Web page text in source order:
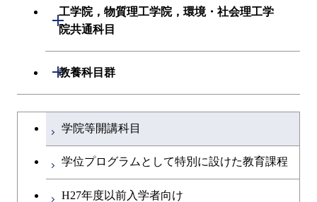
初年次専門科目
創造プロセス科目
共通専門科目
創造プロセス科目
共通専門科目
創造プロセス科目
共通専門科目
建築学系
融合理工学系
初年次専門科目
工学院，物質理工学院，環境・社会理工学
院共通科目
開閉
工学院，物質理工学院，環境・社会
教養科目群
開閉
文系教養科目
英語科目
第二外国語科目
学士課程を切り替える
学院等開講科目
学位プログラムとして特別に設けた教育課程
H27年度以前入学者向け